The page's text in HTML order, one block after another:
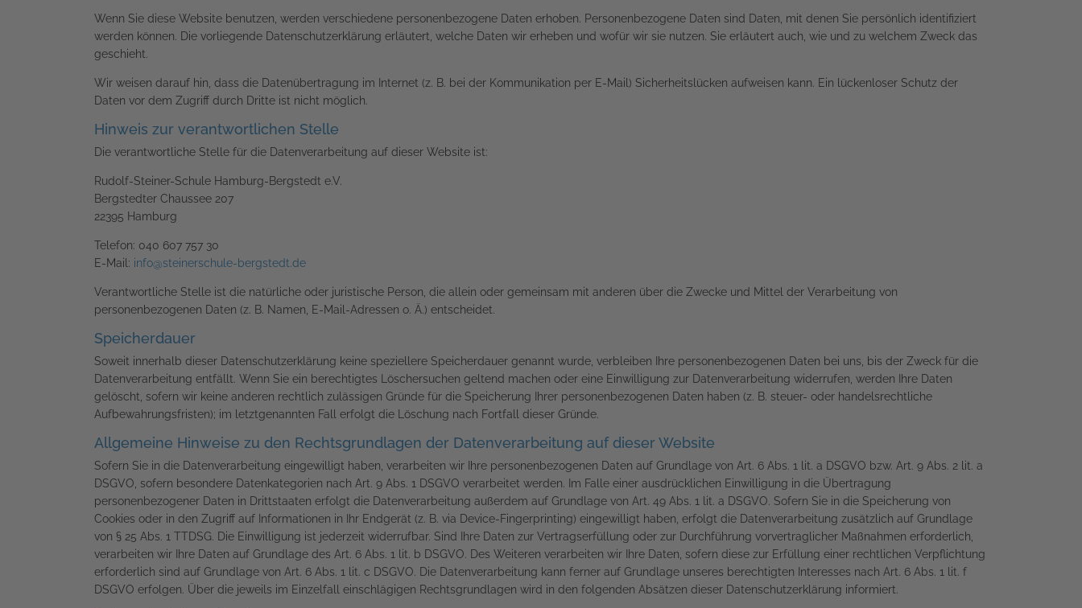
Wenn Sie diese Website benutzen, werden verschiedene personenbezogene Daten erhoben. Personenbezogene Daten sind Daten, mit denen Sie persönlich identifiziert
werden können. Die vorliegende Datenschutzerklärung erläutert, welche Daten wir erheben und wofür wir sie nutzen. Sie erläutert auch, wie und zu welchem Zweck das
geschieht.
Wir weisen darauf hin, dass die Datenübertragung im Internet (z. B. bei der Kommunikation per E-Mail) Sicherheitslücken aufweisen kann. Ein lückenloser Schutz der
Daten vor dem Zugriff durch Dritte ist nicht möglich.
Hinweis zur verantwortlichen Stelle
Die verantwortliche Stelle für die Datenverarbeitung auf dieser Website ist:
Rudolf-Steiner-Schule Hamburg-Bergstedt e.V.
Bergstedter Chaussee 207
22395 Hamburg
Telefon: 040 607 757 30
E-Mail: info@steinerschule-bergstedt.de
Verantwortliche Stelle ist die natürliche oder juristische Person, die allein oder gemeinsam mit anderen über die Zwecke und Mittel der Verarbeitung von
personenbezogenen Daten (z. B. Namen, E-Mail-Adressen o. Ä.) entscheidet.
Speicherdauer
Soweit innerhalb dieser Datenschutzerklärung keine speziellere Speicherdauer genannt wurde, verbleiben Ihre personenbezogenen Daten bei uns, bis der Zweck für die
Datenverarbeitung entfällt. Wenn Sie ein berechtigtes Löschersuchen geltend machen oder eine Einwilligung zur Datenverarbeitung widerrufen, werden Ihre Daten
gelöscht, sofern wir keine anderen rechtlich zulässigen Gründe für die Speicherung Ihrer personenbezogenen Daten haben (z. B. steuer- oder handelsrechtliche
Aufbewahrungsfristen); im letztgenannten Fall erfolgt die Löschung nach Fortfall dieser Gründe.
Allgemeine Hinweise zu den Rechtsgrundlagen der Datenverarbeitung auf dieser Website
Sofern Sie in die Datenverarbeitung eingewilligt haben, verarbeiten wir Ihre personenbezogenen Daten auf Grundlage von Art. 6 Abs. 1 lit. a DSGVO bzw. Art. 9 Abs. 2 lit. a
DSGVO, sofern besondere Datenkategorien nach Art. 9 Abs. 1 DSGVO verarbeitet werden. Im Falle einer ausdrücklichen Einwilligung in die Übertragung
personenbezogener Daten in Drittstaaten erfolgt die Datenverarbeitung außerdem auf Grundlage von Art. 49 Abs. 1 lit. a DSGVO. Sofern Sie in die Speicherung von
Cookies oder in den Zugriff auf Informationen in Ihr Endgerät (z. B. via Device-Fingerprinting) eingewilligt haben, erfolgt die Datenverarbeitung zusätzlich auf Grundlage
von § 25 Abs. 1 TTDSG. Die Einwilligung ist jederzeit widerrufbar. Sind Ihre Daten zur Vertragserfüllung oder zur Durchführung vorvertraglicher Maßnahmen erforderlich,
verarbeiten wir Ihre Daten auf Grundlage des Art. 6 Abs. 1 lit. b DSGVO. Des Weiteren verarbeiten wir Ihre Daten, sofern diese zur Erfüllung einer rechtlichen Verpflichtung
erforderlich sind auf Grundlage von Art. 6 Abs. 1 lit. c DSGVO. Die Datenverarbeitung kann ferner auf Grundlage unseres berechtigten Interesses nach Art. 6 Abs. 1 lit. f
DSGVO erfolgen. Über die jeweils im Einzelfall einschlägigen Rechtsgrundlagen wird in den folgenden Absätzen dieser Datenschutzerklärung informiert.